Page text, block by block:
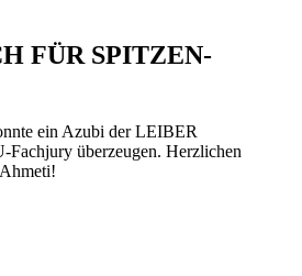
FÜR SPITZEN-
ein Azubi der LEIBER
Fachjury überzeugen. Herzlichen